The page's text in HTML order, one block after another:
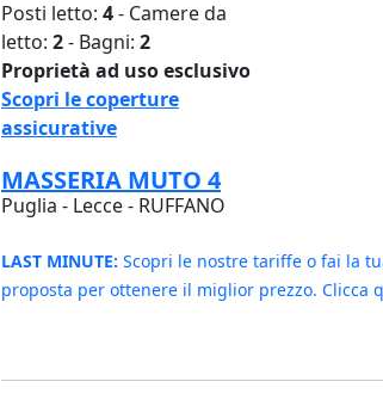
Posti letto: 4- Camere da
letto: 2- Bagni: 2
Proprietà ad uso esclusivo
Scopri le coperture
assicurative
MASSERIA MUTO 4
Puglia - Lecce - RUFFANO
LAST MINUTE: Scopri le nostre tariffe o fai la
proposta per ottenere il miglior prezzo. Clicca